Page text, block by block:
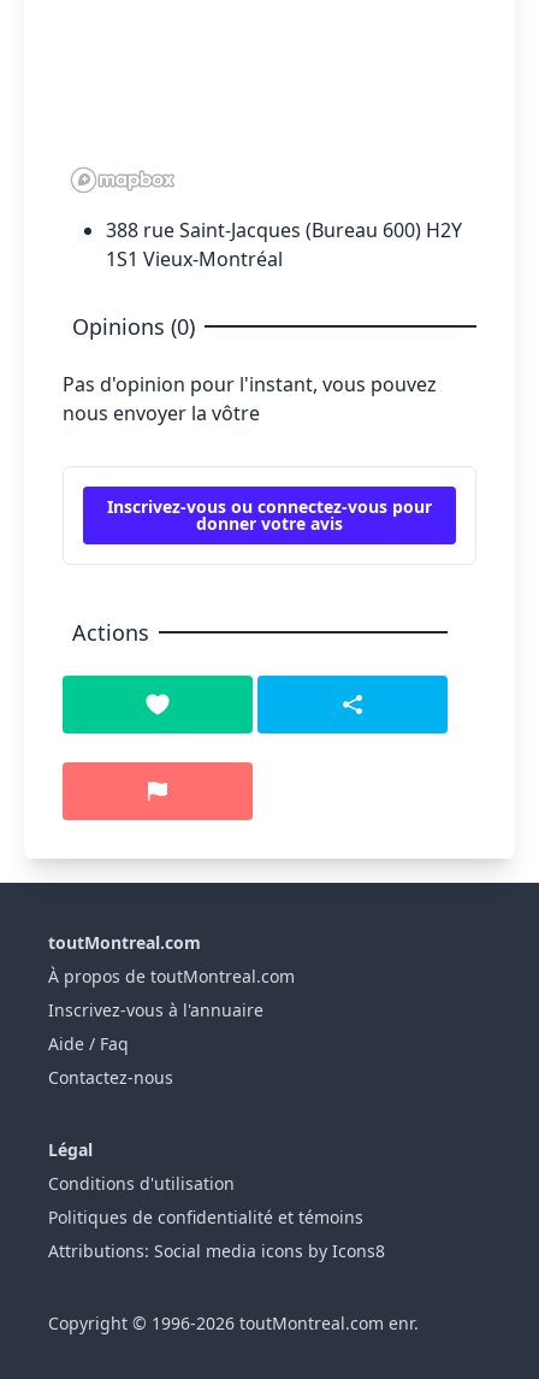
388 rue Saint-Jacques (Bureau 600) H2Y
1S1 Vieux-Montréal
Opinions (0)
Pas d'opinion pour l'instant, vous pouvez
nous envoyer la vôtre
Inscrivez-vous ou connectez-vous pour
donner votre avis
Actions
toutMontreal.com
À propos de toutMontreal.com
Inscrivez-vous à l'annuaire
Aide / Faq
Contactez-nous
Légal
Conditions d'utilisation
Politiques de confidentialité et témoins
Attributions: Social media icons by Icons8
Copyright © 1996-2026 toutMontreal.com enr.